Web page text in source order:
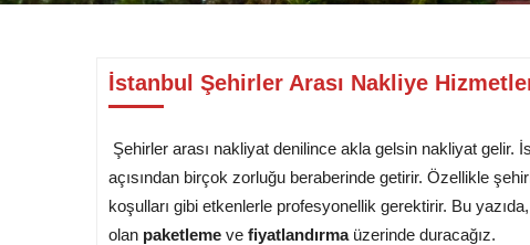
İstanbul Şehirler Arası Nakliye
Şehirler arası nakliyat denilince akla gelsin nakliyat gelir.
açısından birçok zorluğu beraberinde getirir. Özellikle
koşulları gibi etkenlerle profesyonellik gerektirir. Bu yazıda,
olan paketleme ve fiyatlandırmaüzerinde duracağız.